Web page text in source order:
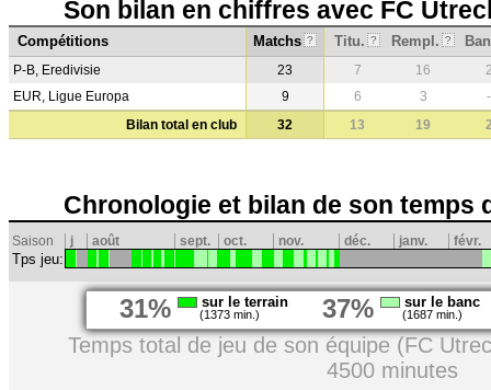
Son bilan en chiffres avec FC
Compétitions Matchs ? Titu. ? Rempl. ?
P-B, Eredivisie 23 7 16
EUR, Ligue Europa
9 6 3
-
Bilan total en club
32 13 19
Chronologie et bilan de son temps
Saison j août sept. oct. nov. déc. janv. févr.
Tps jeu:
31% sur le terrain
(1373 min.) 37% sur le banc
(1687 min.)
Temps total de jeu de son équipe (FC
4500 minutes